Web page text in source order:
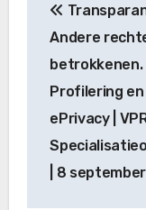
Andere
betrokkenen.
Profilering en
ePrivacy |
| 8